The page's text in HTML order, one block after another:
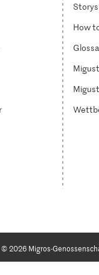
Storys
How
© 2026 Migros-